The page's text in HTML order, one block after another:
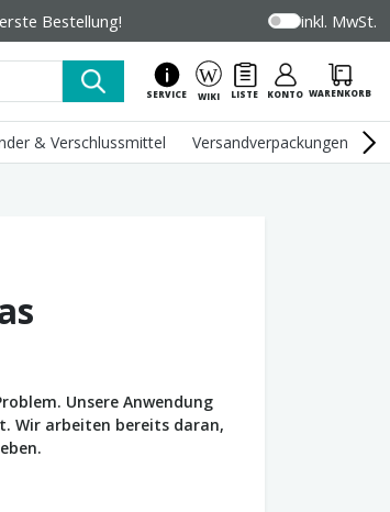
Bestellung! inkl. MwSt.
SERVICE WIKI LISTE KONTO WARENKORB
& Verschlussmittel Versandverpackungen
Unsere Anwendung
Wir arbeiten bereits daran,